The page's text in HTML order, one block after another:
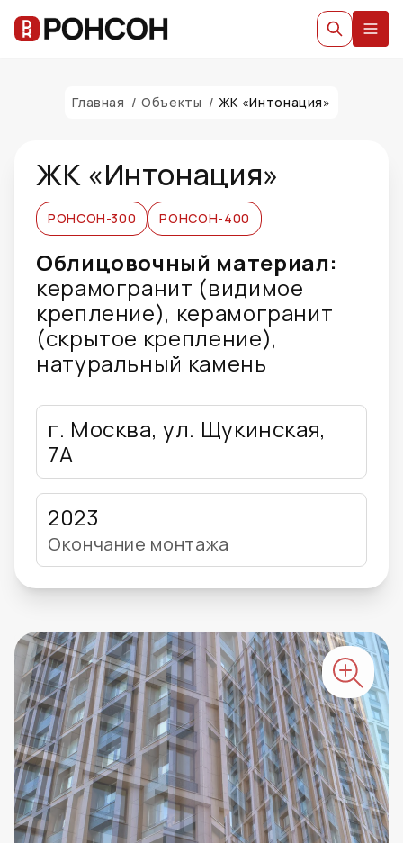
Главная / Объекты / ЖК «Интонация»
ЖК «Интонация»
РОНСОН-300 РОНСОН-400
Облицовочный материал:
керамогранит (видимое
крепление), керамогранит
(скрытое крепление),
натуральный камень
г. Москва, ул. Щукинская,
7А
2023
Окончание монтажа